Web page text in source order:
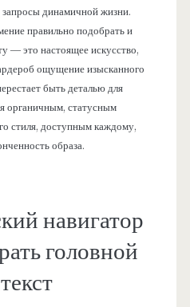
динамичной жизни.
правильно подобрать и
— это настоящее искусство,
ощущение изысканного
быть деталью для
органичным, статусным
стиля, доступным каждому,
образа.
навигатор
головной